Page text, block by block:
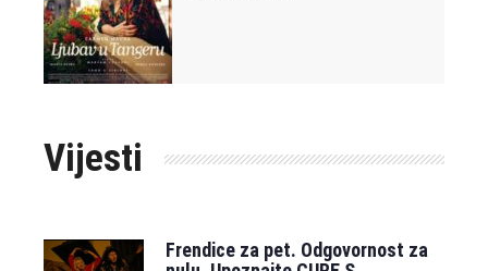
Vijesti
Frendice za pet. Odgovornost za